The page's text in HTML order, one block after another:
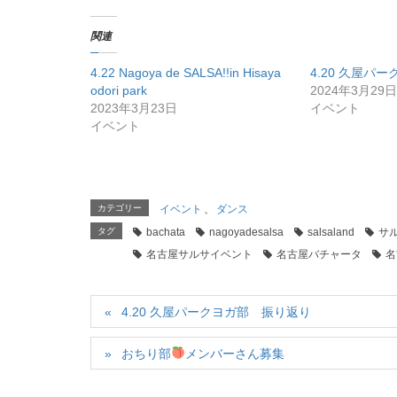
関連
4.22 Nagoya de SALSA!!in Hisaya
odori park
2023年3月23日
イベント
4.20 久屋パー
2024年3月29日
イベント
カテゴリー イベント 、 ダンス
タグ bachata nagoyadesalsa salsaland
サ
名古屋サルサイベント
名古屋バチャータ
4.20 久屋パークヨガ部 振り返り
おちり部 メンバーさん募集